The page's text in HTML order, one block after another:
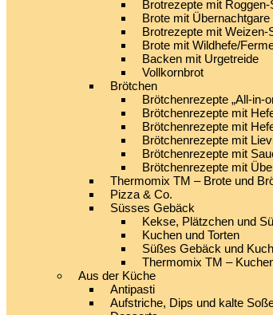
Brotrezepte mit Roggen-
Brote mit Übernachtgare
Brotrezepte mit Weizen-
Brote mit Wildhefe/
Backen mit Urgetreide
Vollkornbrot
Brötchen
Brötchenrezepte „All-in-
Brötchenrezepte mit
Brötchenrezepte mit
Brötchenrezepte mit
Brötchenrezepte mit
Brötchenrezepte mit
Thermomix TM – Brote und
Pizza & Co.
Süsses Gebäck
Kekse, Plätzchen und
Kuchen und Torten
Süßes Gebäck und
Thermomix TM –
Aus der Küche
Antipasti
Aufstriche, Dips und kalte